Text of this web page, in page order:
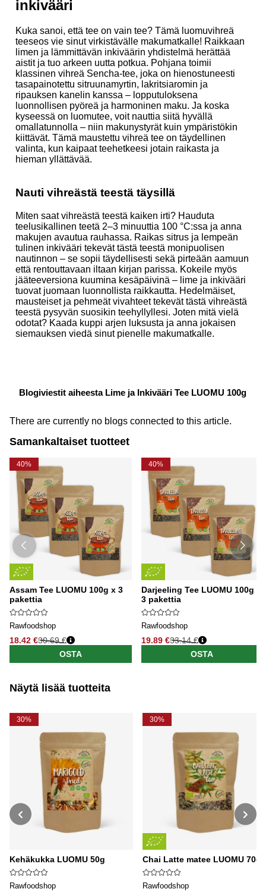
inkivääri
Kuka sanoi, että tee on vain tee? Tämä luomuvihreä
teeseos vie sinut virkistävälle makumatkalle! Raikkaan
limen ja lämmittävän inkiväärin yhdistelmä herättää
aistit ja tuo arkeen uutta potkua. Pohjana toimii
klassinen vihreä Sencha-tee, joka on hienostuneesti
tasapainotettu sitruunamyrtin, lakritsiaromin ja
ripauksen kanelin kanssa – lopputuloksena
luonnollisen pyöreä ja harmoninen maku. Ja koska
kyseessä on luomutee, voit nauttia siitä hyvällä
omallatunnolla – niin makunystyrät kuin ympäristökin
kiittävät. Tämä maustettu vihreä tee on täydellinen
valinta, kun kaipaat teehetkeesi jotain raikasta ja
hieman yllättävää.
Nauti vihreästä teestä täysillä
Miten saat vihreästä teestä kaiken irti? Hauduta
teelusikallinen teetä 2–3 minuuttia 100 °C:ssa ja anna
makujen avautua rauhassa. Raikas sitrus ja lempeän
tulinen inkivääri tekevät tästä teestä monipuolisen
nautinnon – se sopii täydellisesti sekä pirteään aamuun
että rentouttavaan iltaan kirjan parissa. Kokeile myös
jääteeversiona kuumina kesäpäivinä – lime ja inkivääri
tuovat juomaan luonnollista raikkautta. Hedelmäiset,
mausteiset ja pehmeät vivahteet tekevät tästä vihreästä
teestä pysyvän suosikin teehyllyllesi. Joten mitä vielä
odotat? Kaada kuppi arjen luksusta ja anna jokaisen
siemauksen viedä sinut pienelle makumatkalle.
Blogiviestit aiheesta Lime ja Inkivääri Tee LUOMU 100g
There are currently no blogs connected to this article.
Samankaltaiset tuotteet
40%
Assam Tee LUOMU 100g x 3
pakettia
Rawfoodshop
18.42 €30.69 €
OSTA
40%
Darjeeling Tee LUOMU 100g x
3 pakettia
Rawfoodshop
19.89 €33.14 €
OSTA
Näytä lisää tuotteita
30%
Kehäkukka LUOMU 50g
Rawfoodshop
30%
Chai Latte matee LUOMU 70g
Rawfoodshop